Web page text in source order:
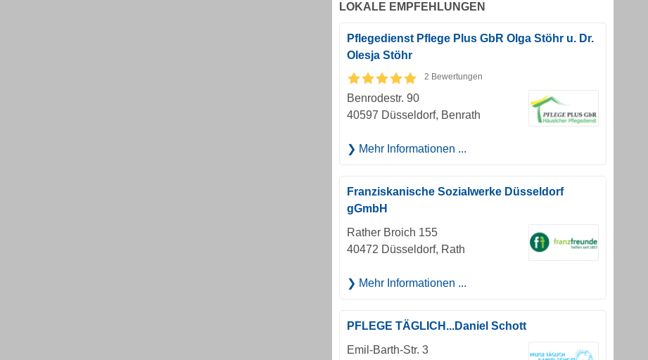
LOKALE EMPFEHLUNGEN
Pflegedienst Pflege Plus GbR Olga Stöhr u. Dr.
Olesja Stöhr
2 Bewertungen
Benrodestr. 90
40597 Düsseldorf, Benrath
Mehr Informationen ...
Franziskanische Sozialwerke Düsseldorf
gGmbH
Rather Broich 155
40472 Düsseldorf, Rath
Mehr Informationen ...
PFLEGE TÄGLICH...Daniel Schott
Emil-Barth-Str. 3